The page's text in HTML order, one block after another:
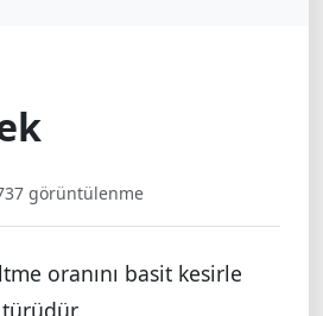
görüntülenme
oranını basit kesirle